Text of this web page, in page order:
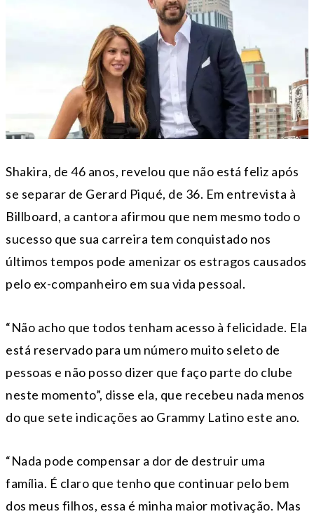
Shakira, de 46 anos, revelou que não está feliz após
se separar de Gerard Piqué, de 36. Em entrevista à
Billboard, a cantora afirmou que nem mesmo todo o
sucesso que sua carreira tem conquistado nos
últimos tempos pode amenizar os estragos causados
pelo ex-companheiro em sua vida pessoal.
“Não acho que todos tenham acesso à felicidade. Ela
está reservado para um número muito seleto de
pessoas e não posso dizer que faço parte do clube
neste momento”, disse ela, que recebeu nada menos
do que sete indicações ao Grammy Latino este ano.
“Nada pode compensar a dor de destruir uma
família. É claro que tenho que continuar pelo bem
dos meus filhos, essa é minha maior motivação. Mas